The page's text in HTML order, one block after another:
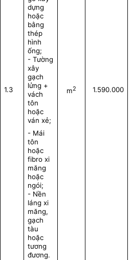
1.3
dựng
hoặc
bằng
thép
hình
ống;
- Tường
xây
gạch
lửng +
vách
tôn
hoặc
ván xẻ;
- Mái
tôn
hoặc
fibro xi
măng
hoặc
ngói;
- Nền
láng xi
măng,
gạch
tàu
hoặc
tương
đương.
m2 1.590.000